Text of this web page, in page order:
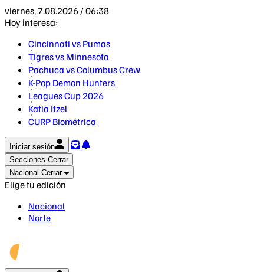
viernes, 7.08.2026 / 06:38
Hoy interesa:
Cincinnati vs Pumas
Tigres vs Minnesota
Pachuca vs Columbus Crew
K-Pop Demon Hunters
Leagues Cup 2026
Katia Itzel
CURP Biométrica
Iniciar sesión
Secciones Cerrar
Nacional Cerrar
Elige tu edición
Nacional
Norte